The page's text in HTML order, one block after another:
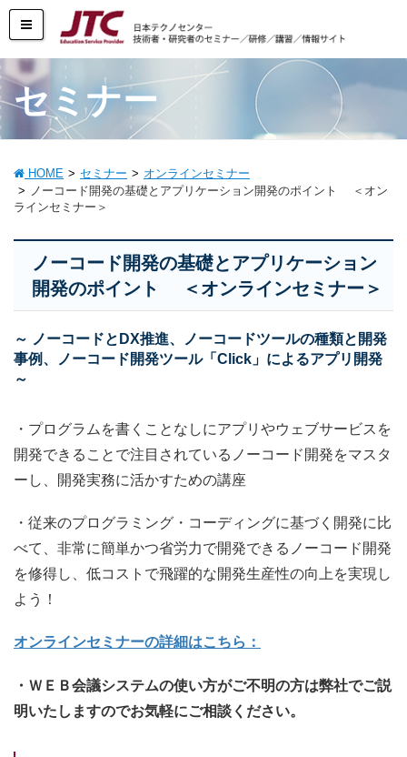
セミナー
HOME セミナー
オンラインセミナー
ノーコード開発の基礎とアプリケーション開発のポイント ＜オン
ラインセミナー＞
ノーコード開発の基礎とアプリケーション
開発のポイント ＜オンラインセミナー＞
～ ノーコードとDX推進、ノーコードツールの種類と開発
事例、ノーコード開発ツール「Click」によるアプリ開発
～
・プログラムを書くことなしにアプリやウェブサービスを
開発できることで注目されているノーコード開発をマスタ
ーし、開発実務に活かすための講座
・従来のプログラミング・コーディングに基づく開発に比
べて、非常に簡単かつ省労力で開発できるノーコード開発
を修得し、低コストで飛躍的な開発生産性の向上を実現し
よう！
オンラインセミナーの詳細はこちら：
・ＷＥＢ会議システムの使い方がご不明の方は弊社でご説
明いたしますのでお気軽にご相談ください。